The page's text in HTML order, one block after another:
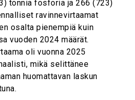
tonnia fosforia ja 266 (723)
ravinnevirtaamat
osalta pienempiä kuin
vuoden 2024 määrät.
oli vuonna 2025
mikä selittänee
huomattavan laskun